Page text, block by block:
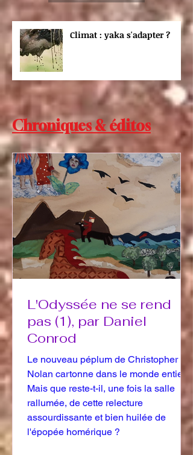
Climat : yaka s'adapter ?
Chroniques & éditos
L'Odyssée ne se rend
pas (1), par Daniel
Conrod
Le nouveau péplum de Christopher
Nolan cartonne dans le monde entier.
Mais que reste-t-il, une fois la salle
rallumée, de cette relecture
assourdissante et bien huilée de
l'épopée homérique ?